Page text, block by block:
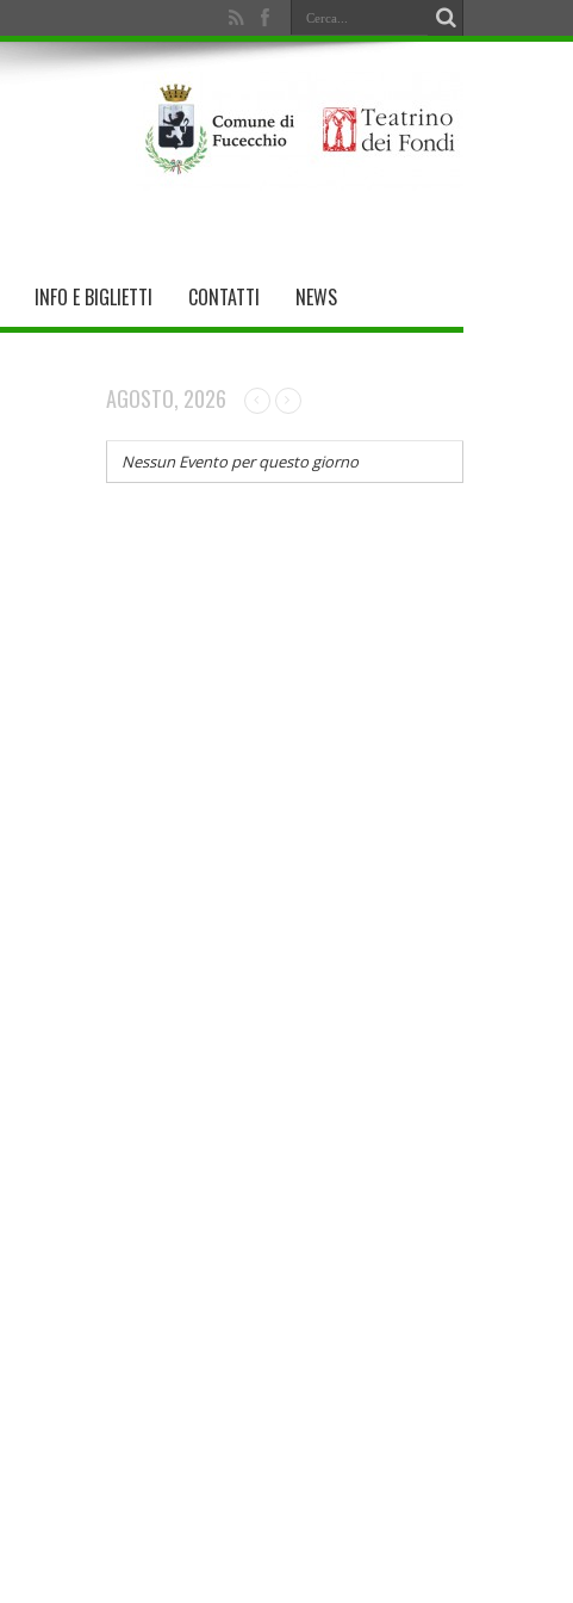
INFO E BIGLIETTI CONTATTI NEWS
AGOSTO, 2026
Nessun Evento per questo giorno